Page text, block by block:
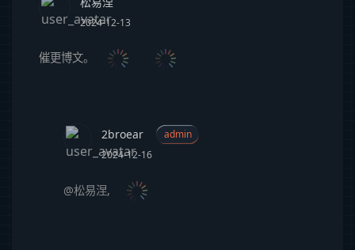
2024-12-13
催更博文。
2broear
admin
2024-12-16
@松易涅,